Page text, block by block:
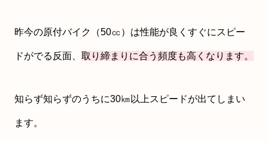
昨今の原付バイク（50㏄）は性能が良くすぐにスピー
ドがでる反面、 取り締まりに合う頻度も高くなります。
知らず知らずのうちに30㎞以上スピードが出てしまい
ます。